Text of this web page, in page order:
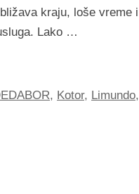
kraju, loše vreme i
Lako …
, Kotor, Limundo,